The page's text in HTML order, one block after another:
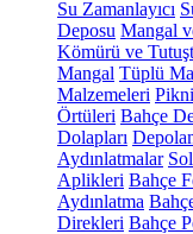
Su Zamanlayıcı
Deposu Mangal
Kömürü ve
Mangal Tüplü
Malzemeleri
Örtüleri Bahçe
Dolapları
Aydınlatmalar
Aplikleri Bahçe
Aydınlatma
Direkleri Bahçe